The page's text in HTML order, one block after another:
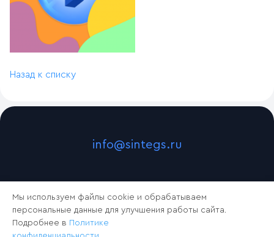
Назад к списку
info@sintegs.ru
Мы используем файлы cookie и обрабатываем
персональные данные для улучшения работы сайта.
Подробнее в Политике